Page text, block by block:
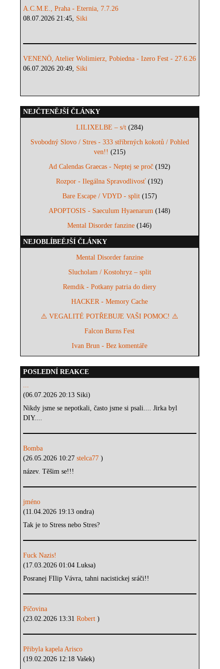
A.C.M.E., Praha - Eternia, 7.7.26
08.07.2026 21:45, Siki
VENENÖ, Atelier Wolimierz, Pobiedna - Izero Fest - 27.6.26
06.07.2026 20:49, Siki
NEJČTENĚJŠÍ ČLÁNKY
LILIXELBE – s/t(284)
Svobodný Slovo / Stres - 333 stříbrných kokotů / Pohled
ven!! (215)
Ad Calendas Graecas - Neptej se proč (192)
Rozpor - Ilegálna Spravodlivosť (192)
Bare Escape / VDYD - split(157)
APOPTOSIS - Saeculum Hyaenarum (148)
Mental Disorder fanzine (146)
NEJOBLÍBEĚJŠÍ ČLÁNKY
Mental Disorder fanzine
Slucholam / Kostohryz – split
Remdik - Potkany patria do diery
HACKER - Memory Cache
⚠️ VEGALITÉ POTŘEBUJE VAŠI POMOC! ⚠️
Falcon Burns Fest
Ivan Brun - Bez komentáře
POSLEDNÍ REAKCE
...
(06.07.2026 20:13 Siki)
Nikdy jsme se nepotkali, často jsme si psali.... Jirka byl
DIY....
Bomba
(26.05.2026 10:27stelca77)
název. Těšim se!!!
jméno
(11.04.2026 19:13 ondra)
Tak je to Stress nebo Stres?
Fuck Nazis!
(17.03.2026 01:04 Luksa)
Posranej FIlip Vávra, tahni nacistickej sráči!!
Píčovina
(23.02.2026 13:31Robert)
Přibyla kapela Arisco
(19.02.2026 12:18 Vašek)